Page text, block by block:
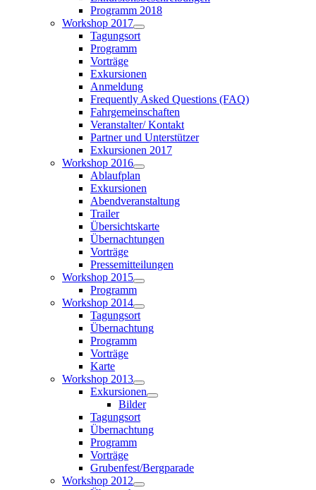
Programm 2018
Workshop 2017
Tagungsort
Programm
Vorträge
Exkursionen
Anmeldung
Frequently Asked Questions (FAQ)
Fahrgemeinschaften
Veranstalter/ Kontakt
Partner und Unterstützer
Exkursionen 2017
Workshop 2016
Ablaufplan
Exkursionen
Abendveranstaltung
Trailer
Übersichtskarte
Übernachtungen
Vorträge
Pressemitteilungen
Workshop 2015
Programm
Workshop 2014
Tagungsort
Übernachtung
Programm
Vorträge
Karte
Workshop 2013
Exkursionen
Bilder
Tagungsort
Übernachtung
Programm
Vorträge
Grubenfest/Bergparade
Workshop 2012